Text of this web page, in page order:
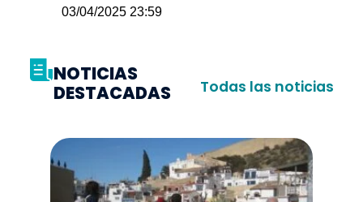
03/04/2025 23:59
NOTICIAS
DESTACADAS
Todas las noticias